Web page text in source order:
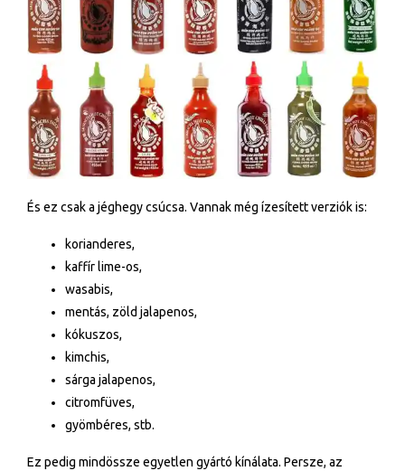
És ez csak a jéghegy csúcsa. Vannak még ízesített verziók is:
korianderes,
kaffír lime-os,
wasabis,
mentás, zöld jalapenos,
kókuszos,
kimchis,
sárga jalapenos,
citromfüves,
gyömbéres, stb.
Ez pedig mindössze egyetlen gyártó kínálata. Persze, az